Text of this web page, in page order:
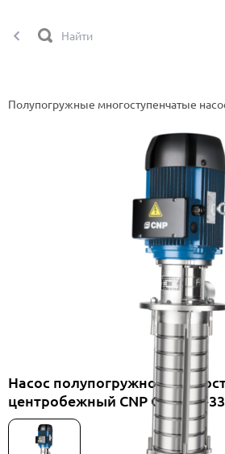
Полупогружные многоступенчатые
Насос полупогружной
центробежный CNP CDLKF1-